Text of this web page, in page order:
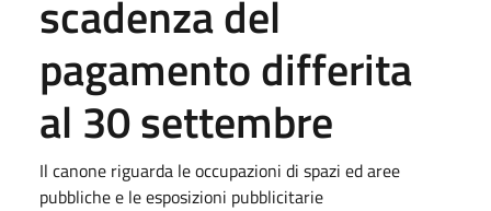
scadenza del
pagamento differita
al 30 settembre
Il canone riguarda le occupazioni di spazi ed aree
pubbliche e le esposizioni pubblicitarie